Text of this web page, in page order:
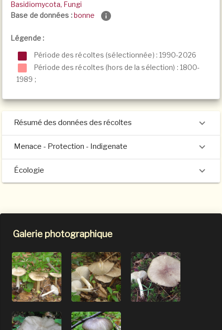
Basidiomycota, Fungi
Base de données :bonne
Légende :
Période des récoltes (sélectionnée) : 1990-2026
Période des récoltes (hors de la sélection) : 1800-
1989 ;
Résumé des données des récoltes
Menace - Protection - Indigenate
Écologie
Galerie photographique